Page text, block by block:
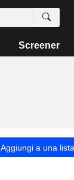
Screener
Aggiungi a una lista